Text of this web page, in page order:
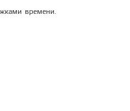
пароль?
времени.